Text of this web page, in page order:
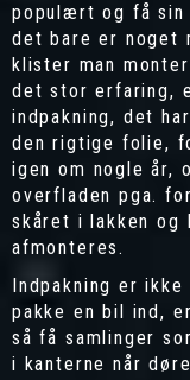
populært og få sin
det bare er noget
klister man
det stor erfaring,
indpakning, det
den rigtige folie,
igen om nogle år,
overfladen pga.
skåret i lakken og
afmonteres.
Indpakning er
pakke en bil ind,
så få samlinger
i kanterne når